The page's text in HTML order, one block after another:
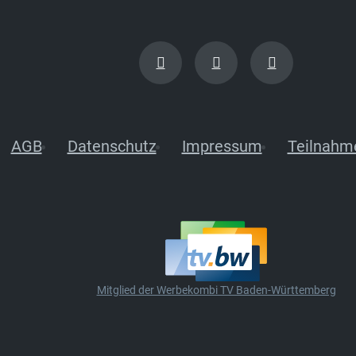
AGB Datenschutz Impressum
Mitglied der Werbekombi TV Baden-Württemberg